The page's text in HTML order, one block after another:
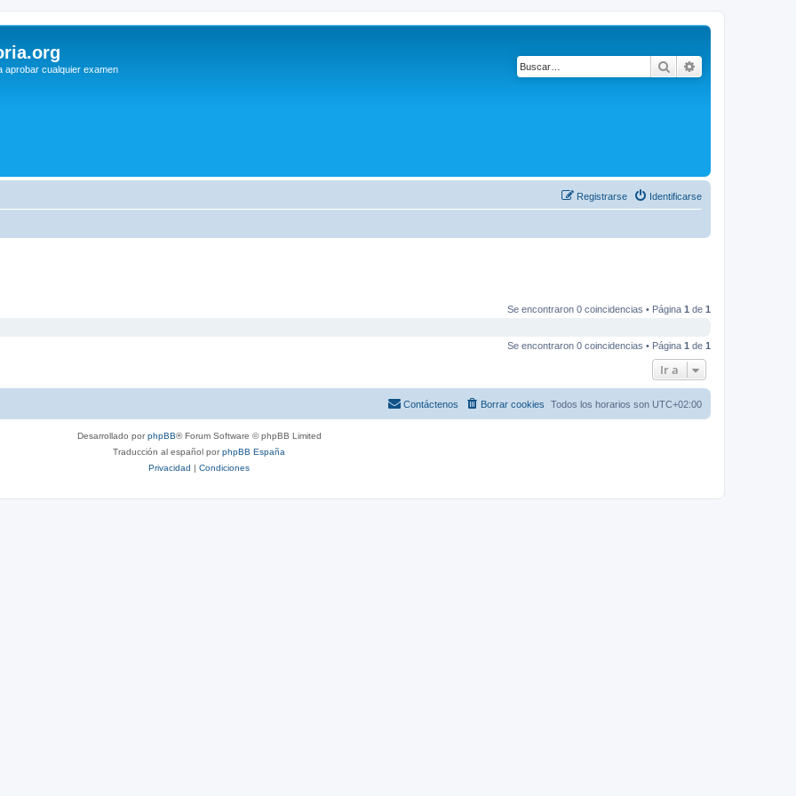
aprobar cualquier examen Buscar
Identificarse
Registrarse
Se encontraron 0 coincidencias • Página 1 de 1
Se encontraron 0 coincidencias • Página 1 de 1
Ir a
Todos los horarios son UTC+02:00
Borrar cookies
Contáctenos
Desarrollado porphpBB® Forum Software © phpBB Limited
Traducción al español porphpBB España
Privacidad | Condiciones